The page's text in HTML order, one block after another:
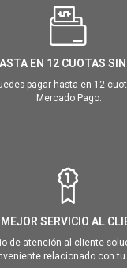
EN 12 CUOTAS
pagar hasta en 12
Mercado Pago.
MEJOR SERVICIO AL
de atención al cliente
relacionado con tu